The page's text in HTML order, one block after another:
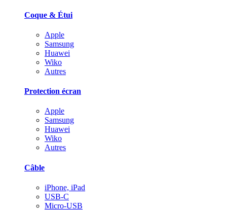
Coque & Étui
Apple
Samsung
Huawei
Wiko
Autres
Protection écran
Apple
Samsung
Huawei
Wiko
Autres
Câble
iPhone, iPad
USB-C
Micro-USB